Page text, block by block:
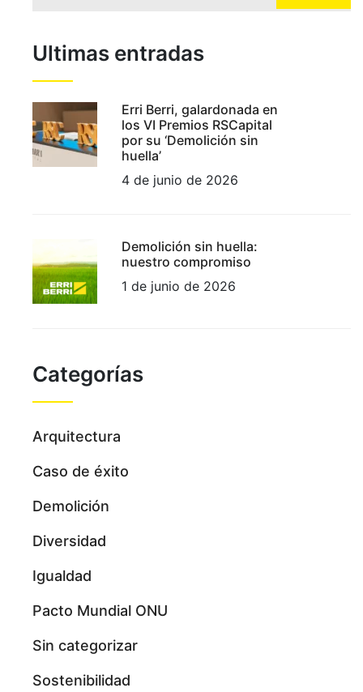
Ultimas entradas
Erri Berri, galardonada en
los VI Premios RSCapital
por su ‘Demolición sin
huella’
4 de junio de 2026
Demolición sin huella:
nuestro compromiso
1 de junio de 2026
Categorías
Arquitectura
Caso de éxito
Demolición
Diversidad
Igualdad
Pacto Mundial ONU
Sin categorizar
Sostenibilidad